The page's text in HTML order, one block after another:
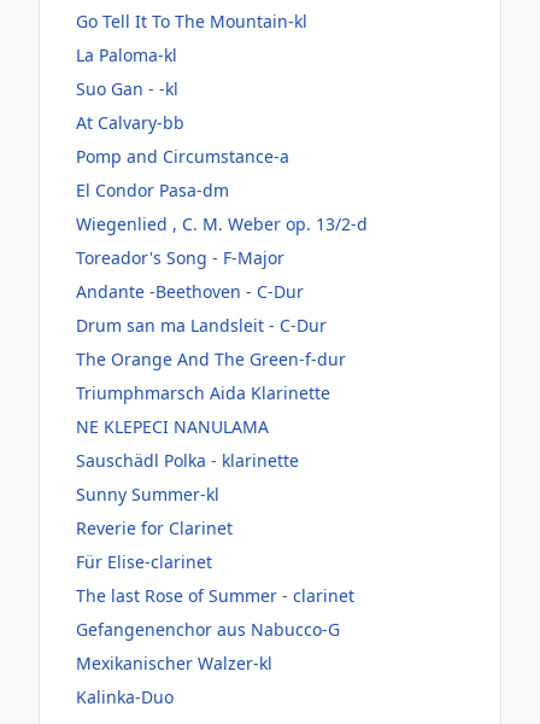
Go Tell It To The Mountain-kl
La Paloma-kl
Suo Gan - -kl
At Calvary-bb
Pomp and Circumstance-a
El Condor Pasa-dm
Wiegenlied , C. M. Weber op. 13/2-d
Toreador's Song - F-Major
Andante -Beethoven - C-Dur
Drum san ma Landsleit - C-Dur
The Orange And The Green-f-dur
Triumphmarsch Aida Klarinette
NE KLEPECI NANULAMA
Sauschädl Polka - klarinette
Sunny Summer-kl
Reverie for Clarinet
Für Elise-clarinet
The last Rose of Summer - clarinet
Gefangenenchor aus Nabucco-G
Mexikanischer Walzer-kl
Kalinka-Duo